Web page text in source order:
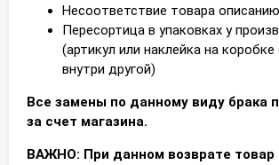
Несоответствие товара
Пересортица в упаковках у
(артикул или наклейка на
внутри другой)
Все замены по данному виду брака
за счет магазина.
ВАЖНО: При данном возврате товар